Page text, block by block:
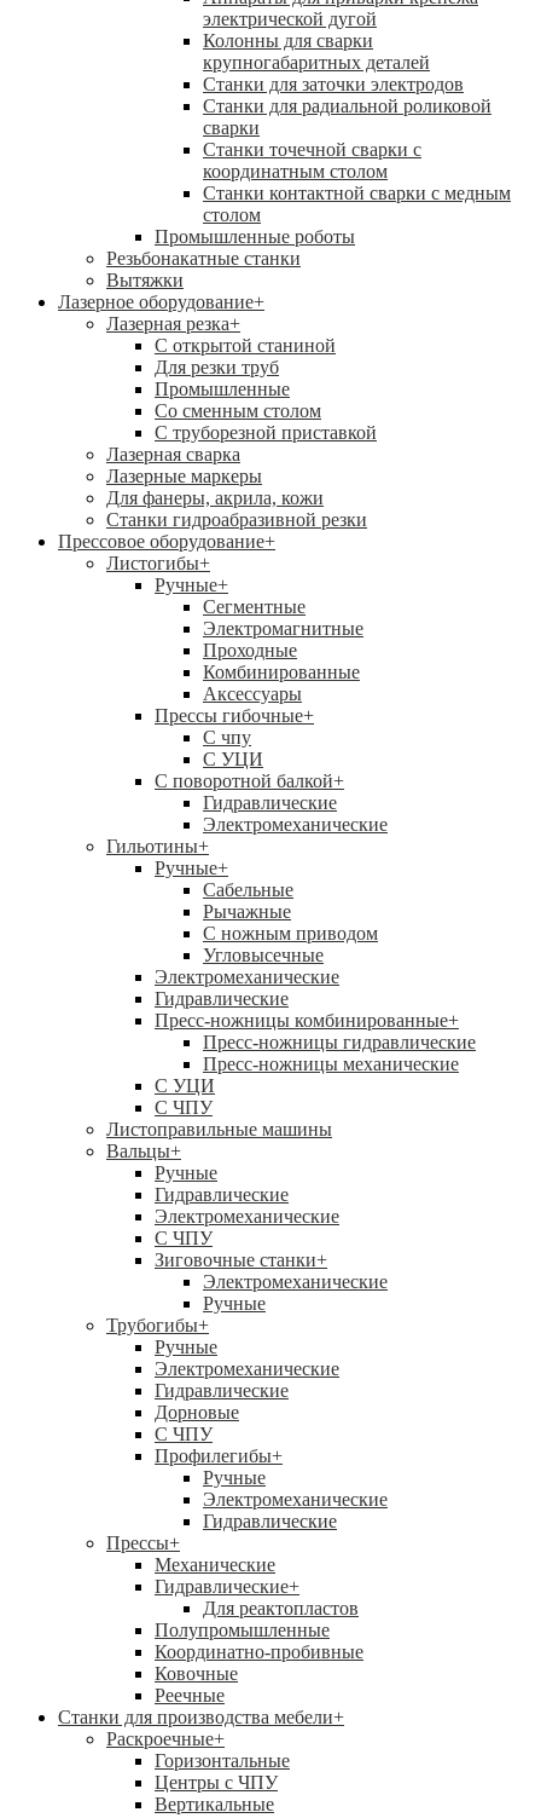
электрической дугой
Колонны для сварки
крупногабаритных деталей
Станки для заточки электродов
Станки для радиальной роликовой
сварки
Станки точечной сварки с
координатным столом
Станки контактной сварки с медным
столом
Промышленные роботы
Резьбонакатные станки
Вытяжки
Лазерное оборудование+
Лазерная резка+
С открытой станиной
Для резки труб
Промышленные
Со сменным столом
С труборезной приставкой
Лазерная сварка
Лазерные маркеры
Для фанеры, акрила, кожи
Станки гидроабразивной резки
Прессовое оборудование+
Листогибы+
Ручные+
Сегментные
Электромагнитные
Проходные
Комбинированные
Аксессуары
Прессы гибочные+
C чпу
С УЦИ
С поворотной балкой+
Гидравлические
Электромеханические
Гильотины+
Ручные+
Сабельные
Рычажные
С ножным приводом
Угловысечные
Электромеханические
Гидравлические
Пресс-ножницы комбинированные+
Пресс-ножницы гидравлические
Пресс-ножницы механические
С УЦИ
С ЧПУ
Листоправильные машины
Вальцы+
Ручные
Гидравлические
Электромеханические
С ЧПУ
Зиговочные станки+
Электромеханические
Ручные
Трубогибы+
Ручные
Электромеханические
Гидравлические
Дорновые
С ЧПУ
Профилегибы+
Ручные
Электромеханические
Гидравлические
Прессы+
Механические
Гидравлические+
Для реактопластов
Полупромышленные
Координатно-пробивные
Ковочные
Реечные
Станки для производства мебели+
Раскроечные+
Горизонтальные
Центры с ЧПУ
Вертикальные